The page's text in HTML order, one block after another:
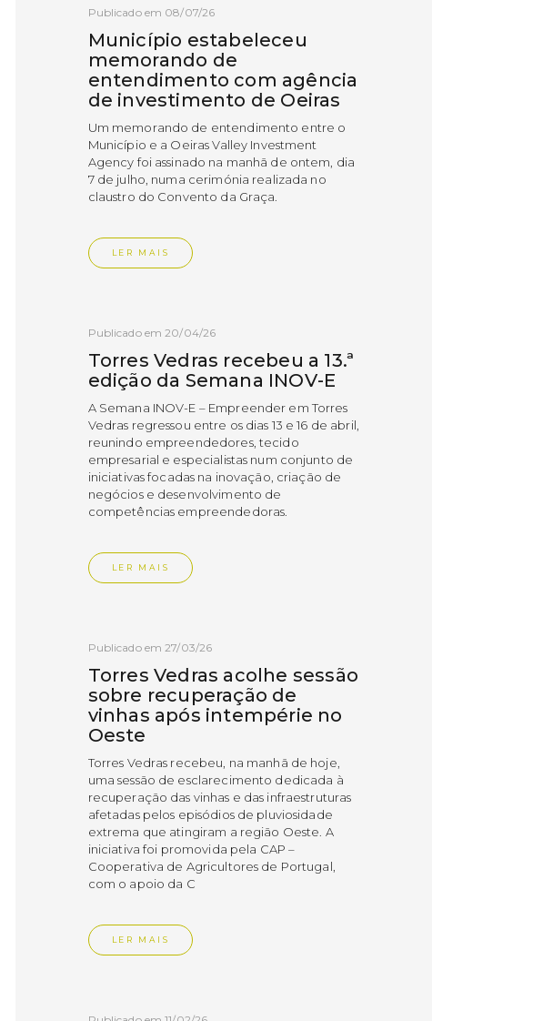
Publicado em 08/07/26
Município estabeleceu
memorando de
entendimento com agência
de investimento de Oeiras
Um memorando de entendimento entre o
Município e a Oeiras Valley Investment
Agency foi assinado na manhã de ontem, dia
7 de julho, numa cerimónia realizada no
claustro do Convento da Graça.
LER MAIS
Publicado em 20/04/26
Torres Vedras recebeu a 13.ª
edição da Semana INOV-E
A Semana INOV-E – Empreender em Torres
Vedras regressou entre os dias 13 e 16 de abril,
reunindo empreendedores, tecido
empresarial e especialistas num conjunto de
iniciativas focadas na inovação, criação de
negócios e desenvolvimento de
competências empreendedoras.
LER MAIS
Publicado em 27/03/26
Torres Vedras acolhe sessão
sobre recuperação de
vinhas após intempérie no
Oeste
Torres Vedras recebeu, na manhã de hoje,
uma sessão de esclarecimento dedicada à
recuperação das vinhas e das infraestruturas
afetadas pelos episódios de pluviosidade
extrema que atingiram a região Oeste. A
iniciativa foi promovida pela CAP –
Cooperativa de Agricultores de Portugal,
com o apoio da C
LER MAIS